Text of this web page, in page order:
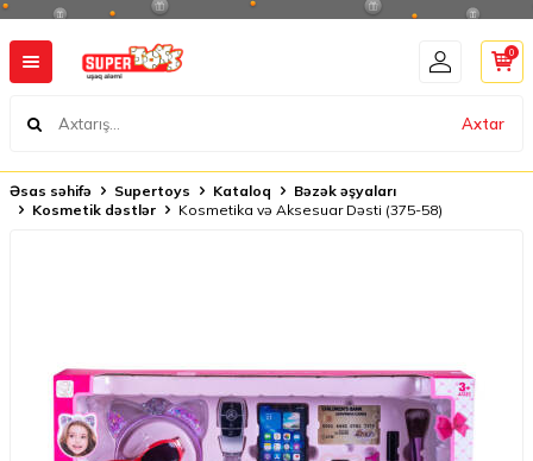
Axtar
0
Əsas səhifə Supertoys Kataloq
Bəzək əşyaları
Kosmetik dəstlər
Kosmetika və Aksesuar Dəsti (375-58)